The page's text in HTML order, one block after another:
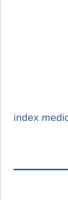
index